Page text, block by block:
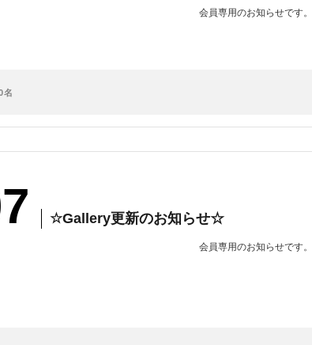
会員専用のお知らせです。
名
☆Gallery更新のお知らせ☆
会員専用のお知らせです。